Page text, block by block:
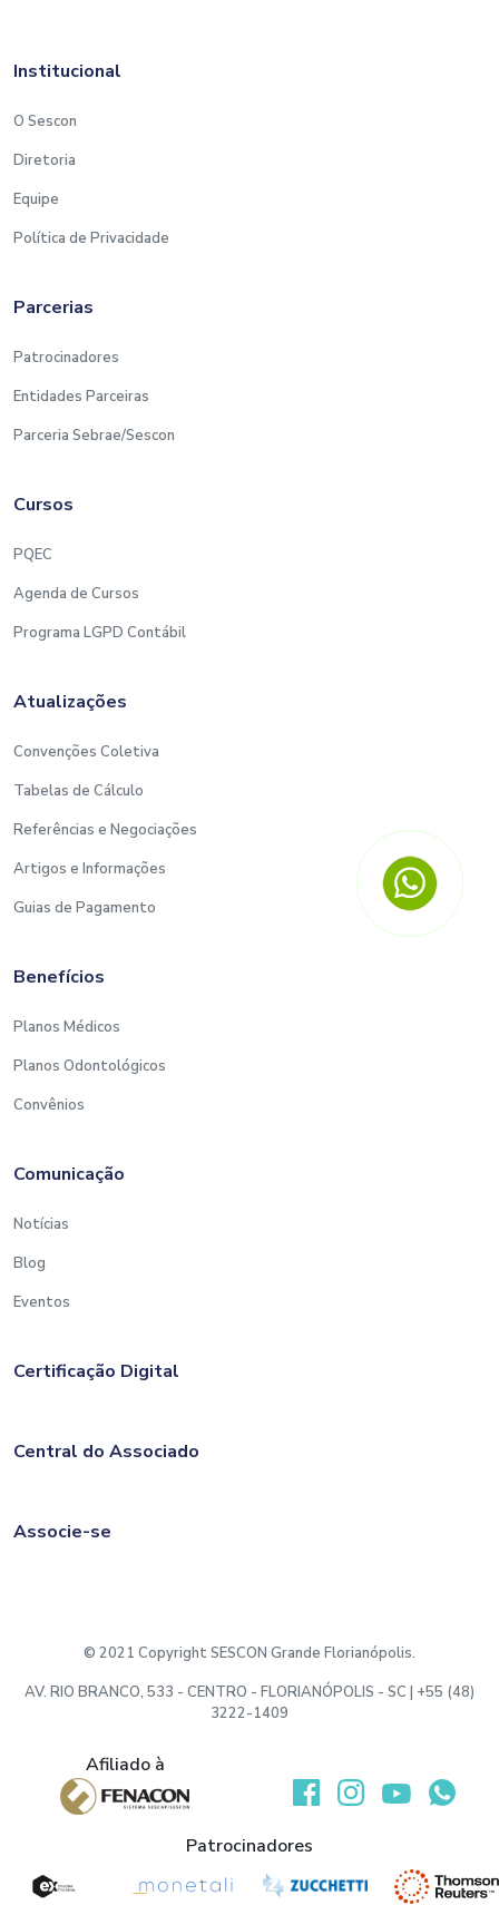
Institucional
O Sescon
Diretoria
Equipe
Política de Privacidade
Parcerias
Patrocinadores
Entidades Parceiras
Parceria Sebrae/Sescon
Cursos
PQEC
Agenda de Cursos
Programa LGPD Contábil
Atualizações
Convenções Coletiva
Tabelas de Cálculo
Referências e Negociações
Artigos e Informações
Guias de Pagamento
Benefícios
Planos Médicos
Planos Odontológicos
Convênios
Comunicação
Notícias
Blog
Eventos
Certificação Digital
Central do Associado
Associe-se
© 2021 Copyright SESCON Grande Florianópolis.
AV. RIO BRANCO, 533 - CENTRO - FLORIANÓPOLIS - SC | +55 (48)
3222-1409
Afiliado à
Desenvolvido por:
Patrocinadores